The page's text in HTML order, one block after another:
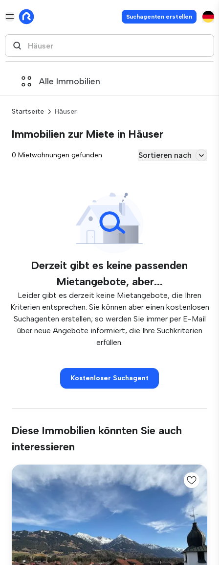
Suchagenten erstellen
Alle Immobilien
Startseite Häuser
Immobilien zur Miete in Häuser
0 Mietwohnungen gefunden Sortieren nach
Derzeit gibt es keine passenden
Mietangebote, aber...
Leider gibt es derzeit keine Mietangebote, die Ihren
Kriterien entsprechen. Sie können aber einen kostenlosen
Suchagenten erstellen; so werden Sie immer per E-Mail
über neue Angebote informiert, die Ihre Suchkriterien
erfüllen.
Kostenloser Suchagent
Diese Immobilien könnten Sie auch
interessieren